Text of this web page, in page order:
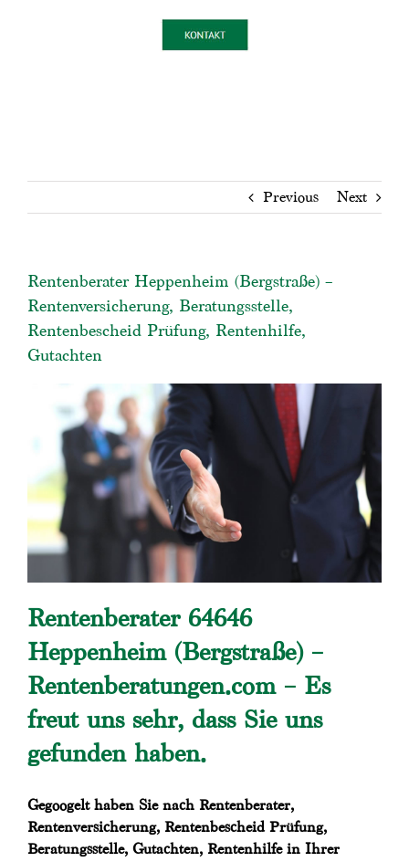
Previous Next
Rentenberater Heppenheim (Bergstraße) –
Rentenversicherung, Beratungsstelle,
Rentenbescheid Prüfung, Rentenhilfe,
Gutachten
Rentenberater 64646
Heppenheim (Bergstraße) –
Rentenberatungen.com – Es
freut uns sehr, dass Sie uns
gefunden haben.
Gegoogelt haben Sie nach Rentenberater,
Rentenversicherung, Rentenbescheid Prüfung,
Beratungsstelle, Gutachten, Rentenhilfe in Ihrer